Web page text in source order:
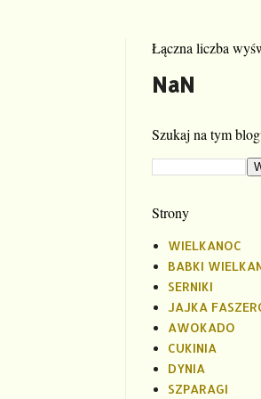
Łączna liczba
NaN
Szukaj na tym
Strony
WIELKANOC
BABKI
SERNIKI
JAJKA
AWOKADO
CUKINIA
DYNIA
SZPARAGI